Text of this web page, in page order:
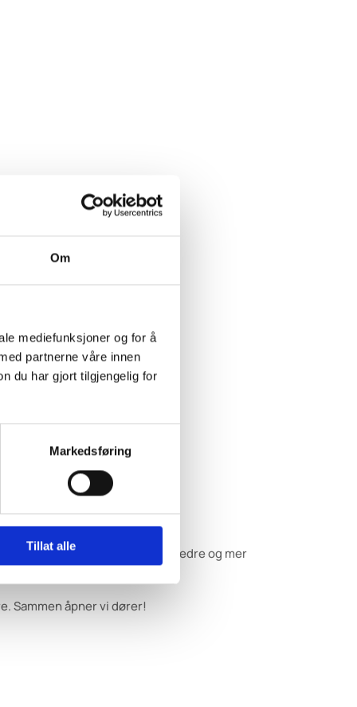
Om
mediefunksjoner og for å
partnerne våre innen
du har gjort tilgjengelig for
Markedsføring
Tillat alle
slik at flere får mulighet til et bedre og mer
Sammen åpner vi dører!